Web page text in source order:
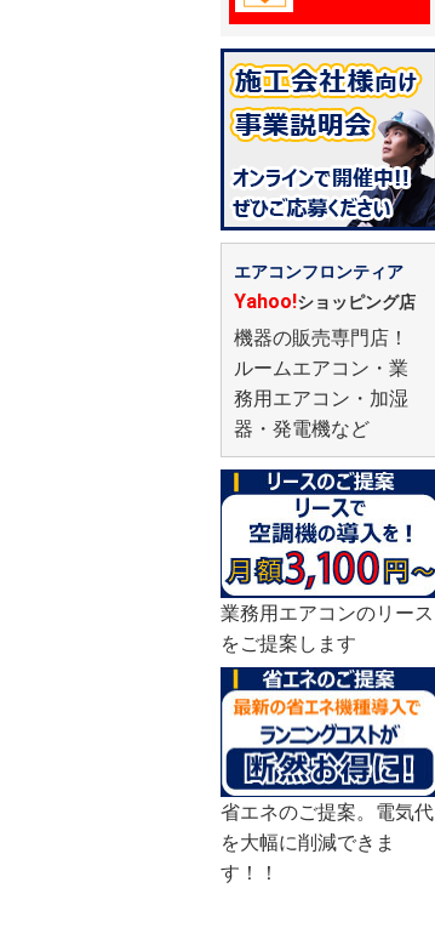
エアコンフロンティア
Yahoo!ショッピング店
機器の販売専門店！
ルームエアコン・業
務用エアコン・加湿
器・発電機など
業務用エアコンのリース
をご提案します
省エネのご提案。電気代
を大幅に削減できま
す！！